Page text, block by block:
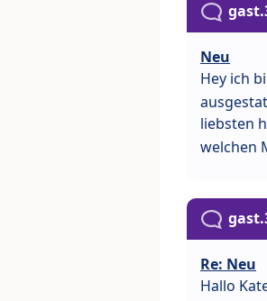
Neu
Hey ich
liebsten
welchen
Re: Neu
Hallo